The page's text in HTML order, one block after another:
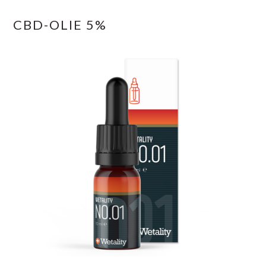
CBD-OLIE 5%